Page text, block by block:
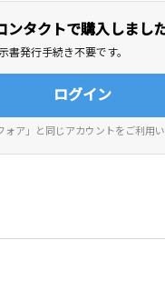
ンタクトで購入しまし
書発行手続き不要です。
ログイン
ア」と同じアカウントをご利用い